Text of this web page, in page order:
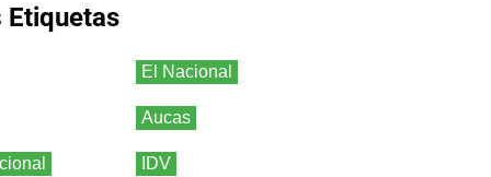
Etiquetas
El Nacional
Aucas
IDV